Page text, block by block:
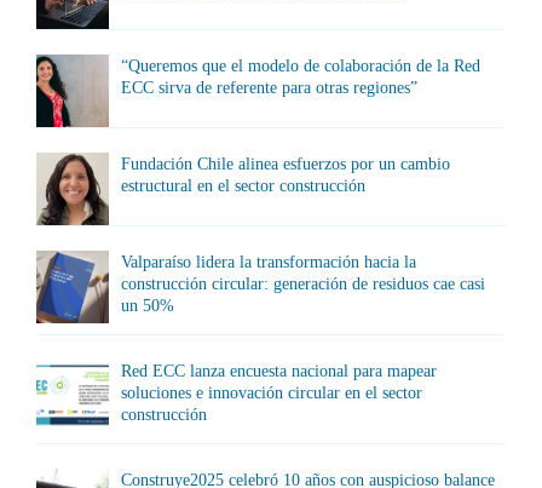
“Queremos que el modelo de colaboración de la Red
ECC sirva de referente para otras regiones”
Fundación Chile alinea esfuerzos por un cambio
estructural en el sector construcción
Valparaíso lidera la transformación hacia la
construcción circular: generación de residuos cae casi
un 50%
Red ECC lanza encuesta nacional para mapear
soluciones e innovación circular en el sector
construcción
Construye2025 celebró 10 años con auspicioso balance